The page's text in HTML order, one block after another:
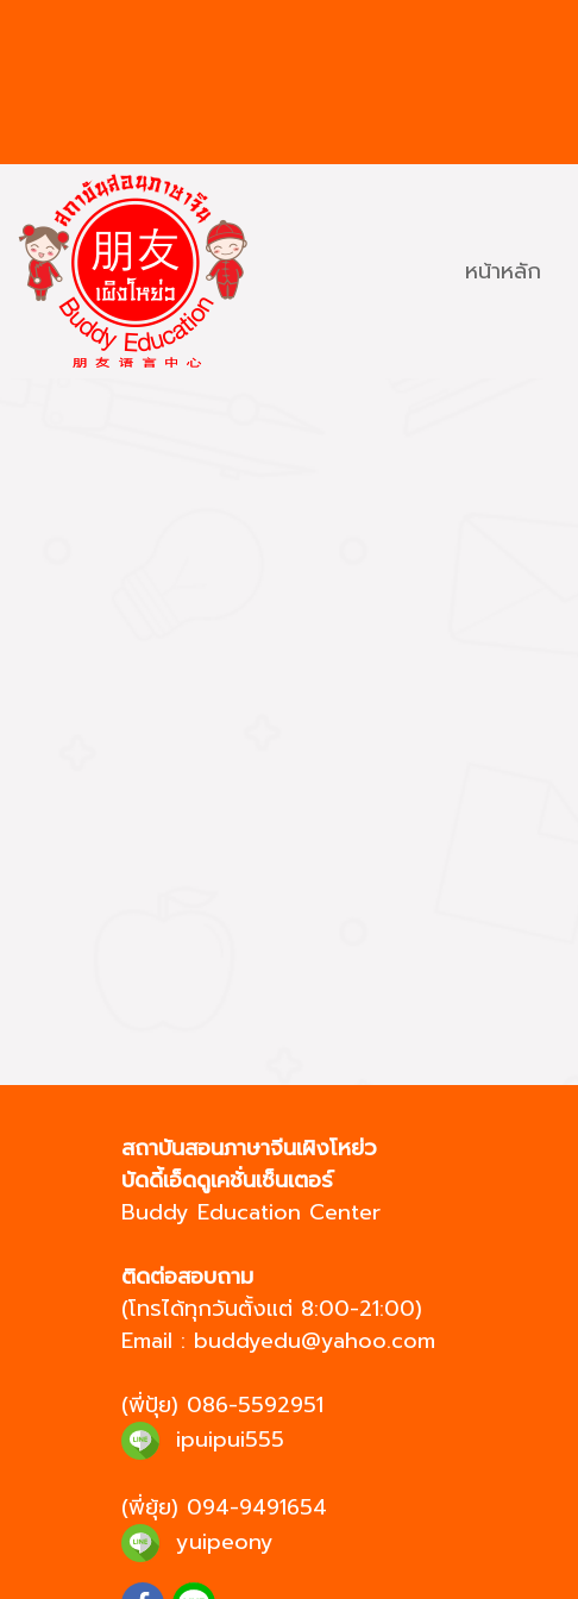
หน้าหลัก
สถาบันสอนภาษาจีนเผิงโหย่ว
บัดดี้เอ็ดดูเคชั่นเซ็นเตอร์
Buddy Education Center
ติดต่อสอบถาม
(โทรได้ทุกวันตั้งแต่ 8:00-21:00)
Email : buddyedu@yahoo.com
(พี่ปุ้ย) 086-5592951
ipuipui555
(พี่ยุ้ย) 094-9491654
yuipeony